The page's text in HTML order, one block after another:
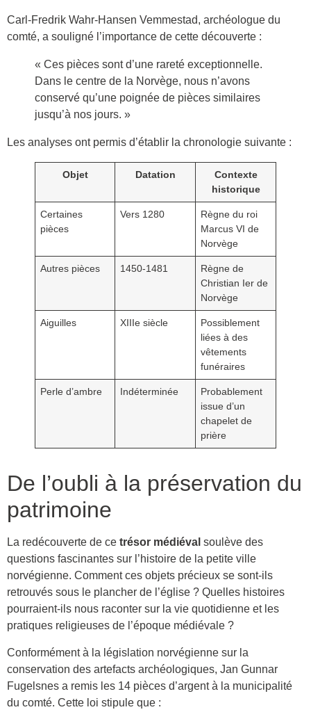
Carl-Fredrik Wahr-Hansen Vemmestad, archéologue du
comté, a souligné l’importance de cette découverte :
« Ces pièces sont d’une rareté exceptionnelle.
Dans le centre de la Norvège, nous n’avons
conservé qu’une poignée de pièces similaires
jusqu’à nos jours. »
Les analyses ont permis d’établir la chronologie suivante :
Objet Datation
Contexte
historique
Certaines
pièces
Vers 1280
Règne du roi
Marcus VI de
Norvège
Autres pièces 1450-1481
Règne de
Christian Ier de
Norvège
Aiguilles XIIIe siècle
Possiblement
liées à des
vêtements
funéraires
Perle d’ambre Indéterminée
Probablement
issue d’un
chapelet de
prière
De l’oubli à la préservation du
patrimoine
La redécouverte de ce trésor médiéval soulève des
questions fascinantes sur l’histoire de la petite ville
norvégienne. Comment ces objets précieux se sont-ils
retrouvés sous le plancher de l’église ? Quelles histoires
pourraient-ils nous raconter sur la vie quotidienne et les
pratiques religieuses de l’époque médiévale ?
Conformément à la législation norvégienne sur la
conservation des artefacts archéologiques, Jan Gunnar
Fugelsnes a remis les 14 pièces d’argent à la municipalité
du comté. Cette loi stipule que :